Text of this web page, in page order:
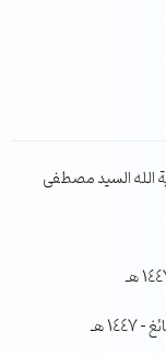
الله السيد مصطفى
هـ